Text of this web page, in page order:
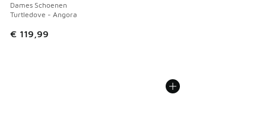
Dames Schoenen
Turtledove - Angora
€ 119,99